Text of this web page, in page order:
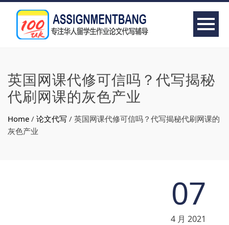
英国网课代修可信吗？代写揭秘
代刷网课的灰色产业
Home / 论文代写 / 英国网课代修可信吗？代写揭秘代刷网课的
灰色产业
07
4 月 2021